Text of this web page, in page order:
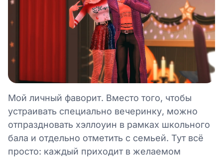
Мой личный фаворит. Вместо того, чтобы
устраивать специально вечеринку, можно
отпраздновать хэллоуин в рамках школьного
бала и отдельно отметить с семьей. Тут всё
просто: каждый приходит в желаемом